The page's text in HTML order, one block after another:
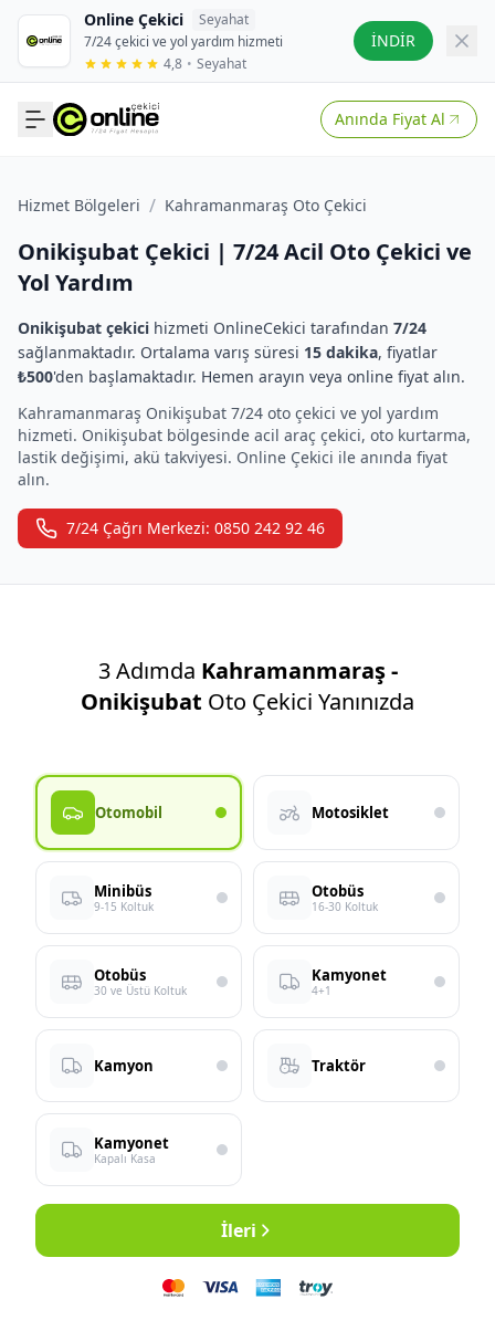
Online Çekici
Seyahat
7/24 çekici ve yol yardım hizmeti
4,8 • Seyahat
İNDİR
Anında Fiyat Al
Hizmet Bölgeleri / Kahramanmaraş Oto Çekici
Onikişubat Çekici | 7/24 Acil Oto Çekici ve
Yol Yardım
Onikişubat çekici hizmeti OnlineCekici tarafından 7/24
sağlanmaktadır. Ortalama varış süresi 15 dakika, fiyatlar
₺500'den başlamaktadır. Hemen arayın veya online fiyat alın.
Kahramanmaraş Onikişubat 7/24 oto çekici ve yol yardım
hizmeti. Onikişubat bölgesinde acil araç çekici, oto kurtarma,
lastik değişimi, akü takviyesi. Online Çekici ile anında fiyat
alın.
7/24 Çağrı Merkezi: 0850 242 92 46
3 Adımda Kahramanmaraş -
Onikişubat Oto Çekici Yanınızda
Otomobil Motosiklet
Minibüs
9-15 Koltuk
Otobüs
16-30 Koltuk
Otobüs
30 ve Üstü Koltuk
Kamyonet
4+1
Kamyon Traktör
Kamyonet
Kapalı Kasa
İleri